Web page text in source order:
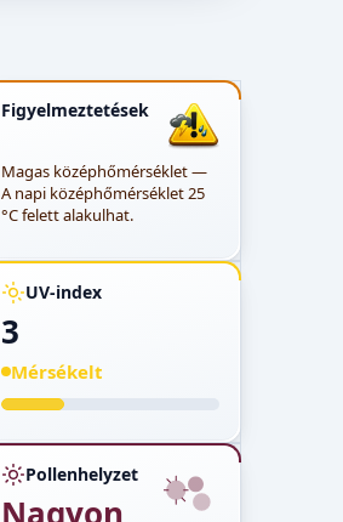
24°
Figyelmeztetések
Magas középhőmérséklet —
A napi középhőmérséklet 25
°C felett alakulhat.
UV-index
3
Mérsékelt
Pollenhelyzet
Nagyon